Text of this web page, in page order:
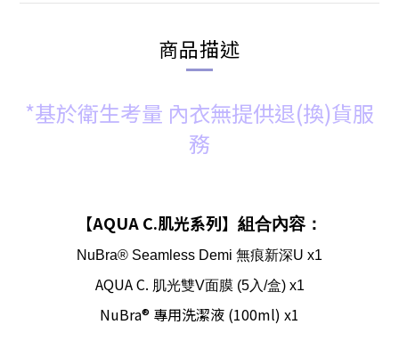
商品描述
*基於衛生考量 內衣無提供退(換)貨服
務
【AQUA C.肌光系列】 組合內容：
NuBra® Seamless Demi 無痕新深U x1
AQUA C. 肌光雙V面膜 (5入/盒) x1
NuBra® 專用洗潔液 (100ml) x1